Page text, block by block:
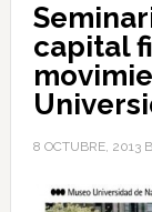
capital
8 OCTUBRE, 2013